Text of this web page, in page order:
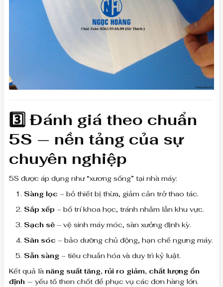
3️⃣ Đánh giá theo chuẩn
5S — nền tảng của sự
chuyên nghiệp
5S được áp dụng như “xương sống” tại nhà máy:
Sàng lọc – bỏ thiết bị thừa, giảm cản trở thao tác.
Sắp xếp – bố trí khoa học, tránh nhầm lẫn khu vực.
Sạch sẽ – vệ sinh máy móc, sàn xưởng định kỳ.
Săn sóc – bảo dưỡng chủ động, hạn chế ngưng máy.
Sẵn sàng – tiêu chuẩn hóa và duy trì kỷ luật.
Kết quả là năng suất tăng, rủi ro giảm, chất lượng ổn
định — yếu tố then chốt để phục vụ các đơn hàng lớn.